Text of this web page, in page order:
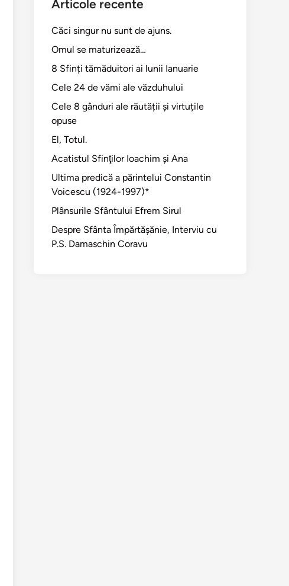
Articole recente
Căci singur nu sunt de ajuns.
Omul se maturizează…
8 Sfinți tămăduitori ai lunii Ianuarie
Cele 24 de vămi ale văzduhului
Cele 8 gânduri ale răutății și virtuțile
opuse
El, Totul.
Acatistul Sfinţilor Ioachim şi Ana
Ultima predică a părintelui Constantin
Voicescu (1924-1997)*
Plânsurile Sfântului Efrem Sirul
Despre Sfânta Împărtăşănie, Interviu cu
P.S. Damaschin Coravu